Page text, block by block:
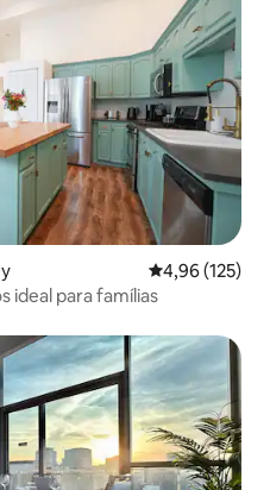
hóspedes
4,96 de uma
4,96 (125)
ideal para famílias
dos hóspedes